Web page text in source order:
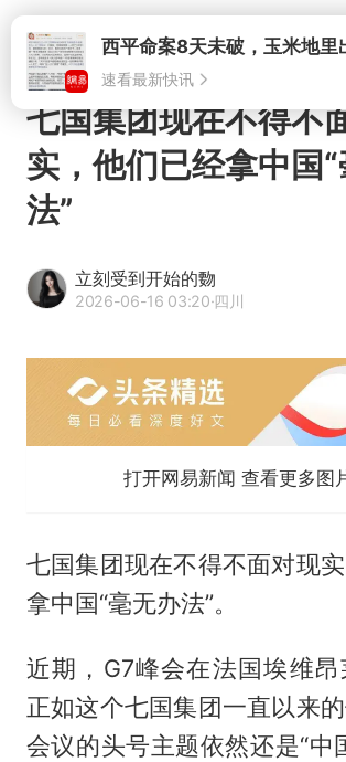
七国集团现在不得不
实，他们已经拿中国
法”
立刻受到开始的覅
2026-06-16 03:20·四川
打开网易新闻 查看更多图
七国集团现在不得不面对现
拿中国“毫无办法”。
近期，G7峰会在法国埃维昂
正如这个七国集团一直以来的
会议的头号主题依然还是“中